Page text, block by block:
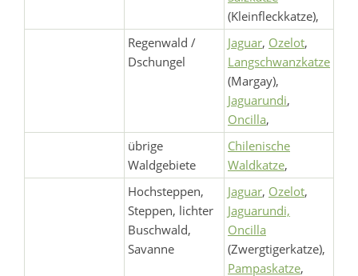
(Kleinfleckkatze),
Regenwald /
Dschungel
Jaguar, Ozelot,
Langschwanzkatze
(Margay),
Jaguarundi,
Oncilla,
übrige
Waldgebiete
Chilenische
Waldkatze,
Hochsteppen,
Steppen, lichter
Buschwald,
Savanne
Jaguar, Ozelot,
Jaguarundi,
Oncilla
(Zwergtigerkatze),
Pampaskatze,